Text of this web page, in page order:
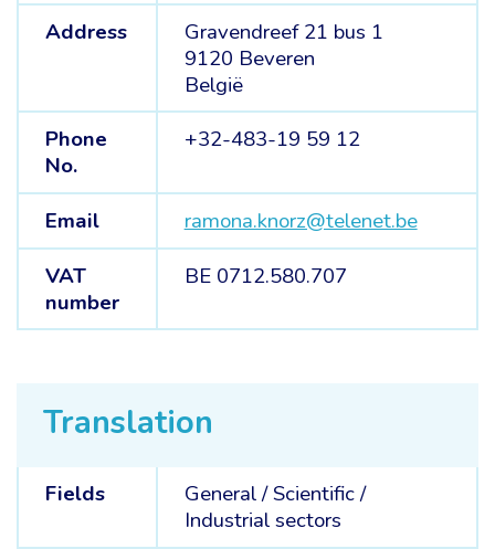
Address
Gravendreef 21 bus 1
9120 Beveren
België
Phone
No.
+32-483-19 59 12
Email
ramona.knorz@telenet.be
VAT
number
BE 0712.580.707
Translation
Fields General /Scientific /
Industrial sectors